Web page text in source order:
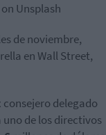
Unsplash
de noviembre,
en Wall Street,
consejero delegado
uno de los directivos